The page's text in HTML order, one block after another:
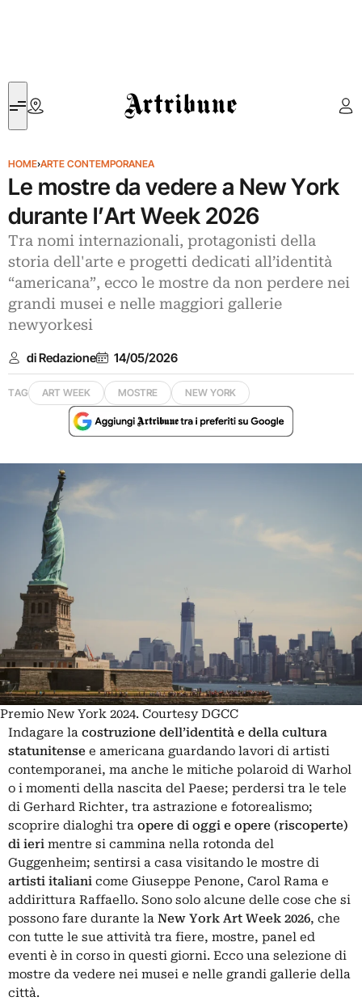
Artribune
HOME›ARTE CONTEMPORANEA
Le mostre da vedere a New York
durante l’Art Week 2026
Tra nomi internazionali, protagonisti della
storia dell'arte e progetti dedicati all’identità
“americana”, ecco le mostre da non perdere nei
grandi musei e nelle maggiori gallerie
newyorkesi
di Redazione 14/05/2026
TAG ART WEEK MOSTRE NEW YORK
Premio New York 2024. Courtesy DGCC
Indagare la costruzione dell’identità e della cultura
statunitense e americana guardando lavori di artisti
contemporanei, ma anche le mitiche polaroid di Warhol
o i momenti della nascita del Paese; perdersi tra le tele
di Gerhard Richter, tra astrazione e fotorealismo;
scoprire dialoghi tra opere di oggi e opere (riscoperte)
di ieri mentre si cammina nella rotonda del
Guggenheim; sentirsi a casa visitando le mostre di
artisti italiani come Giuseppe Penone, Carol Rama e
addirittura Raffaello. Sono solo alcune delle cose che si
possono fare durante la New York Art Week 2026, che
con tutte le sue attività tra fiere, mostre, panel ed
eventi è in corso in questi giorni. Ecco una selezione di
mostre da vedere nei musei e nelle grandi gallerie della
città.